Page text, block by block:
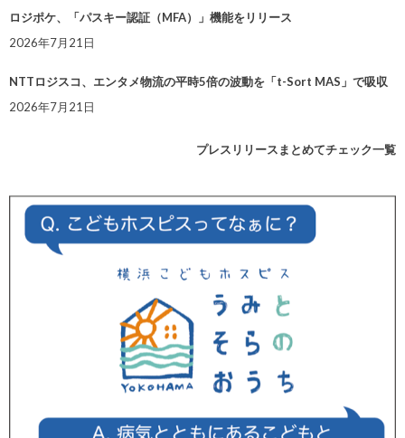
ロジポケ、「パスキー認証（MFA）」機能をリリース
2026年7月21日
NTTロジスコ、エンタメ物流の平時5倍の波動を「t-Sort MAS」で吸収
2026年7月21日
プレスリリースまとめてチェック一覧